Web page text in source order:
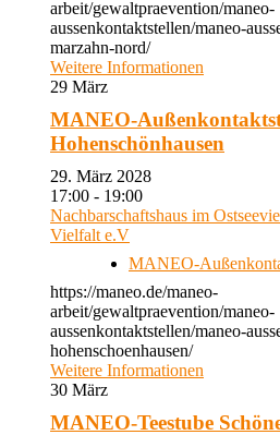
arbeit/gewaltpraevention/maneo-
aussenkontaktstellen/maneo-
marzahn-nord/
Weitere Informationen
29 März
MANEO-
Hohenschönhausen
29. März 2028
17:00 - 19:00
Nachbarschaftshaus im
Vielfalt e.V
MANEO-
https://maneo.de/maneo-
arbeit/gewaltpraevention/maneo-
aussenkontaktstellen/maneo-
hohenschoenhausen/
Weitere Informationen
30 März
MANEO-Teestube